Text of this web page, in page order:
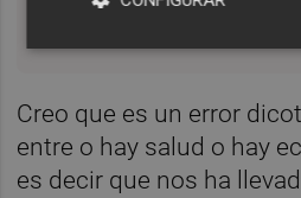
Creo que es un error
entre o hay salud o hay
es decir que nos ha